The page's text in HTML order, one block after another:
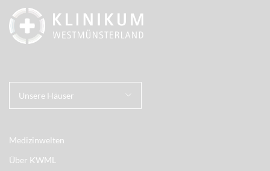
Unsere Häuser
Medizinwelten
Über KWML